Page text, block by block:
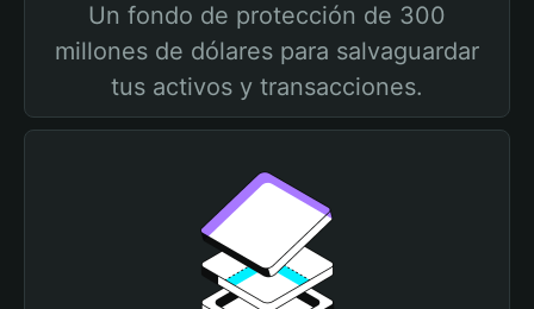
Un fondo de protección de 300
millones de dólares para salvaguardar
tus activos y transacciones.